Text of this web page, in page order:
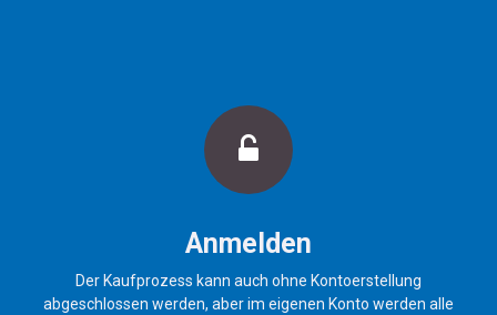
Anmelden
Der Kaufprozess kann auch ohne Kontoerstellung
abgeschlossen werden, aber im eigenen Konto werden alle